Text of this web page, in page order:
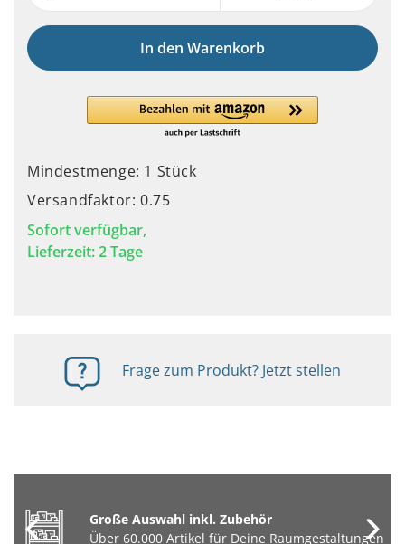
In den Warenkorb
Mindestmenge: 1 Stück
Versandfaktor: 0.75
Sofort verfügbar,
Lieferzeit: 2 Tage
Frage zum Produkt? Jetzt stellen
Große Auswahl inkl. Zubehör
Über 60.000 Artikel für Deine Raumgestaltungen